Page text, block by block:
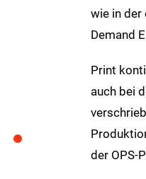
wie in der
Demand
Print
auch bei
der OPS-